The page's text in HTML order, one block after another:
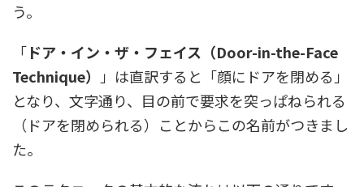
う。
「ドア・イン・ザ・フェイス（Door-in-the-Face
Technique） 」は直訳すると「顔にドアを閉める」
となり、文字通り、目の前で要求を突っぱねられる
（ドアを閉められる）ことからこの名前がつきまし
た。